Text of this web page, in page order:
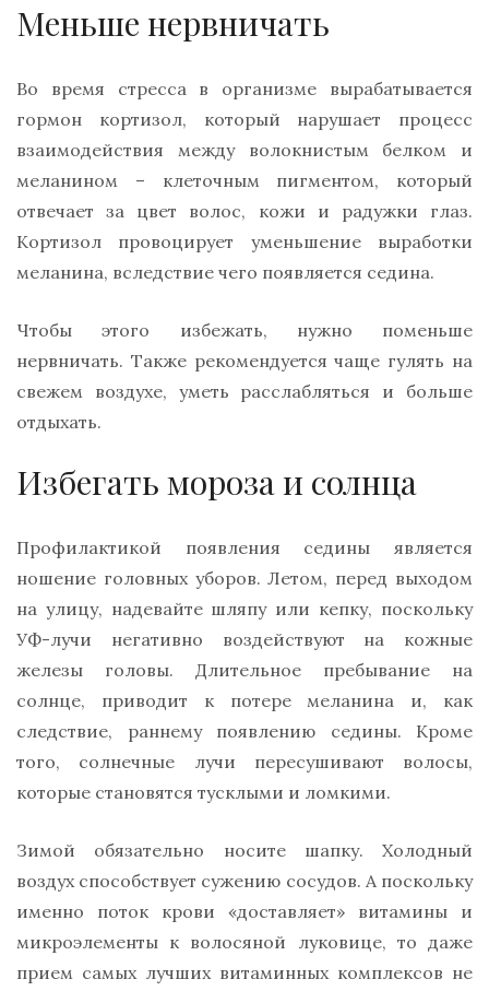
Меньше нервничать
Во время стресса в организме вырабатывается
гормон кортизол, который нарушает процесс
взаимодействия между волокнистым белком и
меланином – клеточным пигментом, который
отвечает за цвет волос, кожи и радужки глаз.
Кортизол провоцирует уменьшение выработки
меланина, вследствие чего появляется седина.
Чтобы этого избежать, нужно поменьше
нервничать. Также рекомендуется чаще гулять на
свежем воздухе, уметь расслабляться и больше
отдыхать.
Избегать мороза и солнца
Профилактикой появления седины является
ношение головных уборов. Летом, перед выходом
на улицу, надевайте шляпу или кепку, поскольку
УФ-лучи негативно воздействуют на кожные
железы головы. Длительное пребывание на
солнце, приводит к потере меланина и, как
следствие, раннему появлению седины. Кроме
того, солнечные лучи пересушивают волосы,
которые становятся тусклыми и ломкими.
Зимой обязательно носите шапку. Холодный
воздух способствует сужению сосудов. А поскольку
именно поток крови «доставляет» витамины и
микроэлементы к волосяной луковице, то даже
прием самых лучших витаминных комплексов не